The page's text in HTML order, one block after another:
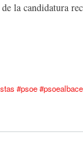
la candidatura
#psoe